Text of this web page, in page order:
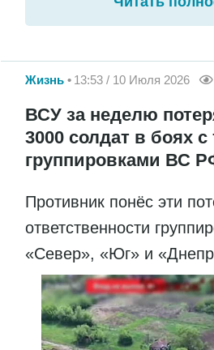
Жизнь 13:53 / 10 Июля 2026
ВСУ за неделю
3000 солдат в боях с
группировками ВС
Противник понёс эти
ответственности
«Север», «Юг» и